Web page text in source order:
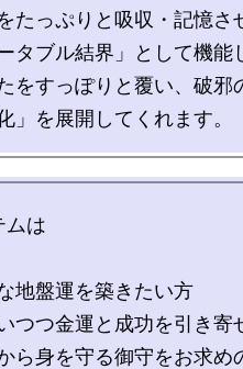
たっぷりと吸収・記憶さ
タブル結界」として機能
をすっぽりと覆い、破邪
ムは
地盤運を築きたい方
つつ金運と成功を引き寄
ら身を守る御守をお求め